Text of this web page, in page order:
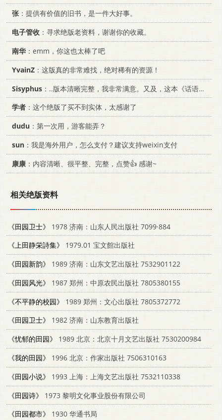
张：提供有价值的旧书，是一件大好事。
电子管收 ：寻求绝版老资料，谢谢你的收藏。
南华 ：emm，你这也太棒了吧
YvainZ ：这版真的非常难找，绝对稀有的资源！
Sisyphus ：..版本清晰完整，我非常满意。又及，这本《话语的真相》...
学者 ：这个绝版了买不到实体，太感谢了
dudu ：第一次用，游客能弄？
sun ：我是海外用户，怎么支付？建议支持weixin支付
康康 ：内容清晰、很平整、完整，点赞👍 感谢~
相关绝版资料
《田园卫士》
1978 济南：山东人民出版社 7099·884
《上田静栄詩集》
1979.01 宝文館出版社
《田园新韵》
1989 济南：山东文艺出版社 7532901122
《田园风光》
1987 郑州：中原农民出版社 7805380155
《不平静的校园》
1989 郑州：文心出版社 7805372772
《田园卫士》
1982 济南：山东教育出版社
《忧郁的田园》
1989 北京：北京十月文艺出版社 7530200984
《我的田园》
1996 北京：作家出版社 7506310163
《田园小说》
1993 上海：上海文艺出版社 7532110338
《田园诗》
1973 黎明文化事业股份有限公司
《田园都市》
1930 华通书局